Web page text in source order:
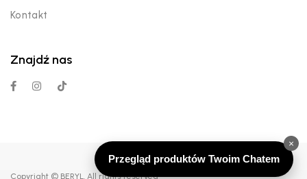
Kontakt
Znajdź nas
Copyright © BERYL. All rights reserved
×
Przegląd produktów Twoim Chatem